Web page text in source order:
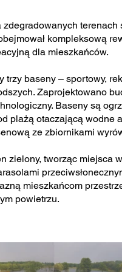
zdegradowanych
kompleksową
dla mieszkańców.
trzy baseny – sportowy,
Zaprojektowano
Baseny są
plażą otaczającą wodne
ze zbiornikami
zielony, tworząc miejsca
mieszkańcom
powietrzu.